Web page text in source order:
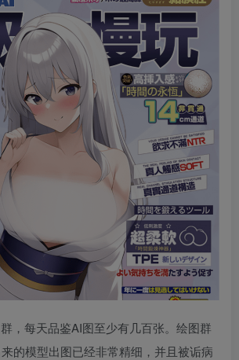
，每天品鉴AI图至少有几百张。绘图群
的模型出图已经非常精细，并且被诟病